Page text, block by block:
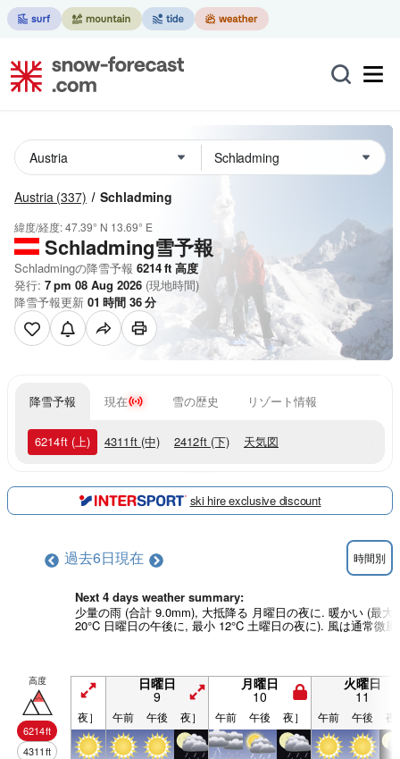
Austria (337) Schladming
緯度/経度:47.39° N 13.69° E
Schladming雪予報
Schladmingの降雪予報 6214ft 高度
発行: 7 pm 08 Aug 2026 (現地時間)
降雪予報更新 01 時間 36分
降雪予報 現在 雪の歴史 リゾート情報
6214ft (上) 4311ft (中) 2412ft (下) 天気図
ski hire exclusive discount
過去6日現在 時間別
Next 4 days weather summary:
少量の雨 (合計 9.0mm), 大抵降る 月曜日の夜に. 暖かい (最大
20°C 日曜日の午後に, 最小 12°C 土曜日の夜に). 風は通常微風.
高度
6214ft
4311ft
日曜日
9
月曜日
10
火曜日
11
夜］ 午前 午後 夜］ 午前 午後 夜］ 午前 午後 夜